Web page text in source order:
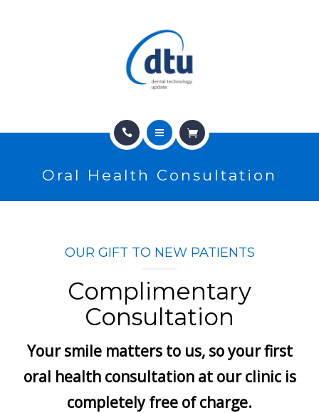
CHI SIAMO
E-SHOP
Oral Health Consultation
OUR GIFT TO NEW PATIENTS
Complimentary
Consultation
Your smile matters to us, so your first
oral health consultation at our clinic is
completely free of charge.